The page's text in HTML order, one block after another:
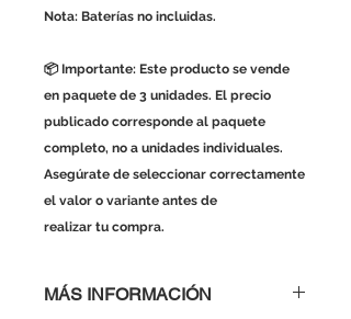
Nota: Baterías no incluidas.
📦 Importante: Este producto se vende
en paquete de 3 unidades. El precio
publicado corresponde al paquete
completo, no a unidades individuales.
Asegúrate de seleccionar correctamente
el valor o variante antes de
realizar tu compra.
MÁS INFORMACIÓN